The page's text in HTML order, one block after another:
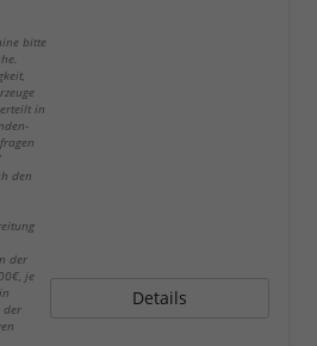
bitte
in
den
der
je
der
Details